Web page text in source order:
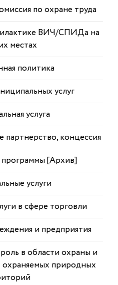
по охране труда
ВИЧ/СПИДа на
местах
политика
услуг
услуга
концессия
[Архив]
услуги
в сфере торговли
и предприятия
в области охраны и
охраняемых природных